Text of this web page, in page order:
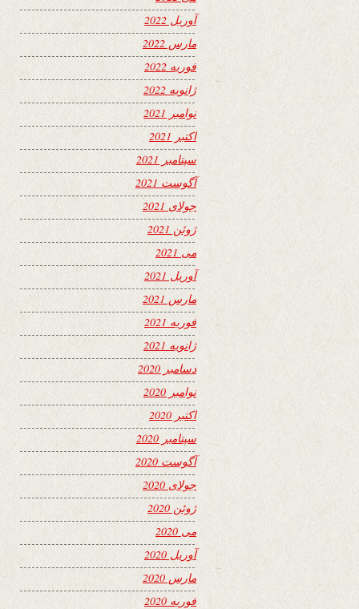
آوریل 2022
مارس 2022
فوریه 2022
ژانویه 2022
نوامبر 2021
اکتبر 2021
سپتامبر 2021
آگوست 2021
جولای 2021
ژوئن 2021
می 2021
آوریل 2021
مارس 2021
فوریه 2021
ژانویه 2021
دسامبر 2020
نوامبر 2020
اکتبر 2020
سپتامبر 2020
آگوست 2020
جولای 2020
ژوئن 2020
می 2020
آوریل 2020
مارس 2020
فوریه 2020